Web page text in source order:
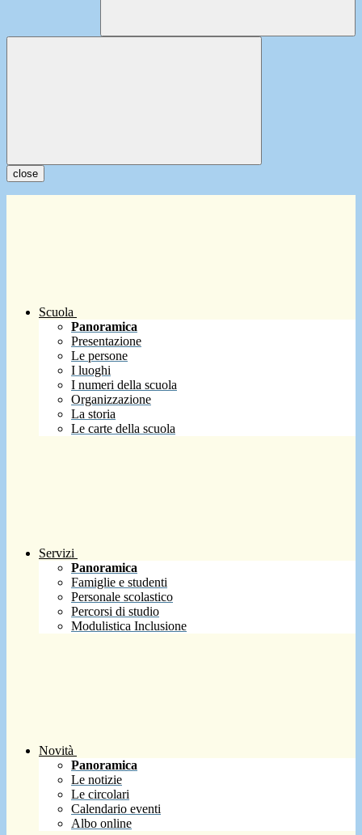
close
Scuola
Panoramica
Presentazione
Le persone
I luoghi
I numeri della scuola
Organizzazione
La storia
Le carte della scuola
Servizi
Panoramica
Famiglie e studenti
Personale scolastico
Percorsi di studio
Modulistica Inclusione
Novità
Panoramica
Le notizie
Le circolari
Calendario eventi
Albo online